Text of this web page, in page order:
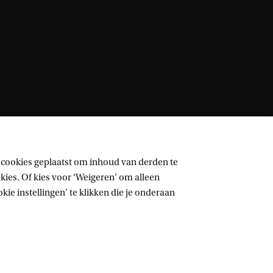
geplaatst om inhoud van derden te
Of kies voor ‘Weigeren’ om alleen
instellingen’ te klikken die je onderaan